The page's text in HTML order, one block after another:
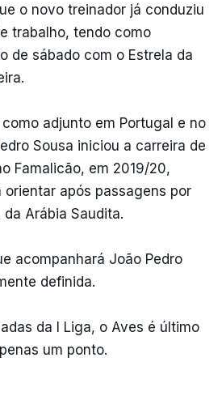
o novo treinador já conduziu
trabalho, tendo como
de sábado com o Estrela da
adjunto em Portugal e no
Sousa iniciou a carreira de
Famalicão, em 2019/20,
orientar após passagens por
Arábia Saudita.
acompanhará João Pedro
definida.
da I Liga, o Aves é último
um ponto.